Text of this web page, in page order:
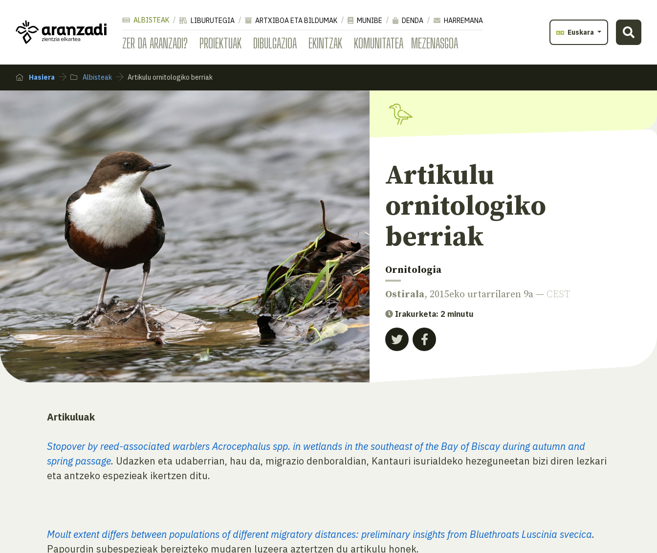
ZER DA ARANZADI? PROIEKTUAK DIBULGAZIOA EKINTZAK KOMUNITATEA MEZENASGOA
ALBISTEAK LIBURUTEGIA ARTXIBOA ETA BILDUMAK MUNIBE DENDA
HARREMANA
Euskara
Hasiera Albisteak Artikulu ornitologiko berriak
Artikulu
ornitologiko
berriak
Ornitologia
Ostirala, 2015eko urtarrilaren 9a — CEST
Irakurketa: 2 minutu
Artikuluak
Stopover by reed-associated warblers Acrocephalus spp. in wetlands in the southeast of the Bay of Biscay during autumn and
spring passage. Udazken eta udaberrian, hau da, migrazio denboraldian, Kantauri isurialdeko hezeguneetan bizi diren lezkari
eta antzeko espezieak ikertzen ditu.
Moult extent differs between populations of different migratory distances: preliminary insights from Bluethroats Luscinia svecica.
Papourdin subespezieak bereizteko mudaren luzeera aztertzen du artikulu honek.